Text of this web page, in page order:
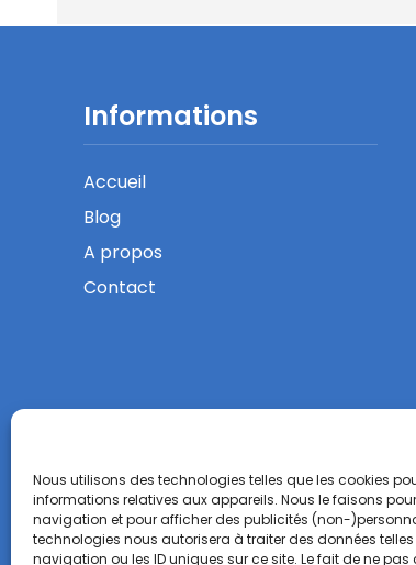
Nous utilisons des technologies telles que les cookies
informations relatives aux appareils. Nous le faisons
navigation et pour afficher des publicités (non-
technologies nous autorisera à traiter des données
navigation ou les ID uniques sur ce site. Le fait de ne pas
Informations
Accueil
Blog
A propos
Contact